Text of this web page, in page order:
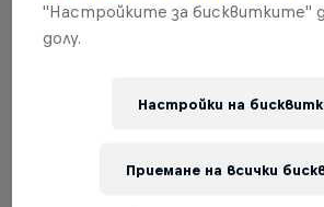
"Настройките за бисквитките"
долу.
Настройки на
Приемане на всички